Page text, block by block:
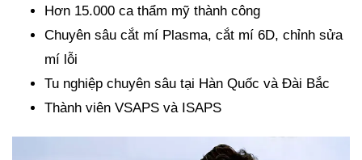
Hơn 15.000 ca thẩm mỹ thành công
Chuyên sâu cắt mí Plasma, cắt mí 6D, chỉnh sửa
mí lỗi
Tu nghiệp chuyên sâu tại Hàn Quốc và Đài Bắc
Thành viên VSAPS và ISAPS